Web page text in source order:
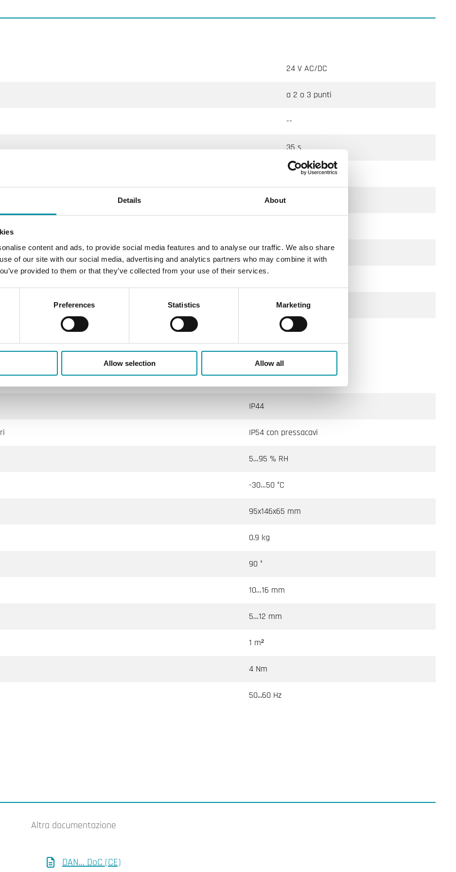
Details About
content and ads, to provide social media features and to analyse our traffic. We also share
of our site with our social media, advertising and analytics partners who may combine it with
provided to them or that they’ve collected from your use of their services.
Preferences Statistics Marketing
Allow selection Allow all
24 V AC/DC
a 2 o 3 punti
--
35 s
--
2.5 W
4.1 VA
4 Nm
IP44
IP54 con pressacavi
5…95 % RH
-30…50 °C
95x146x65 mm
0.9 kg
90 °
10…16 mm
5…12 mm
1 m²
4 Nm
50...60 Hz
Altra documentazione
DAN... DoC (CE)